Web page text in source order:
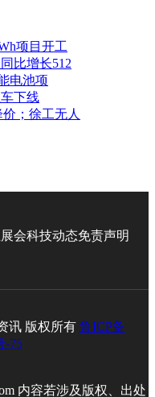
项目开工
比增长512
电池项
下线
；徐工无人
会科技动态免责声明
讯 版权所有 鲁ICP备
-75
内容若涉及版权、出处